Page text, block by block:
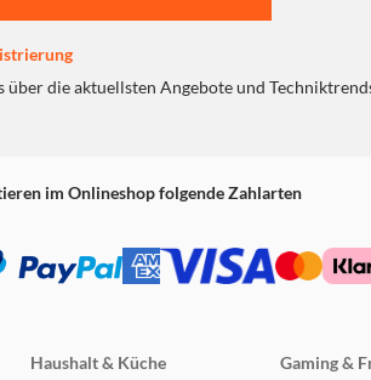
über die aktuellsten Angebote und
im Onlineshop folgende Zahlarten
Haushalt & Küche
Gaming &